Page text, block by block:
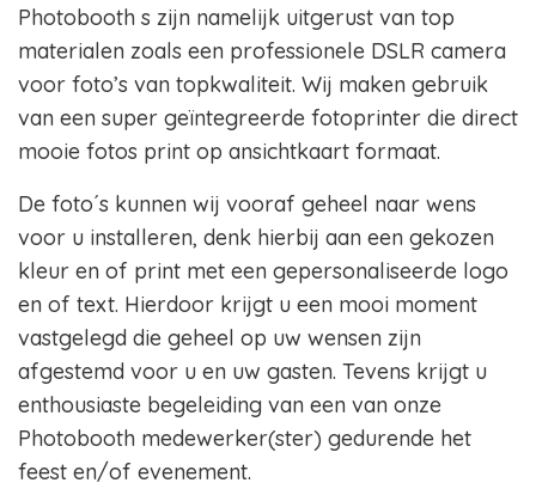
Photobooth s zijn namelijk uitgerust van top
materialen zoals een professionele DSLR camera
voor foto’s van topkwaliteit. Wij maken gebruik
van een super geïntegreerde fotoprinter die direct
mooie fotos print op ansichtkaart formaat.
De foto´s kunnen wij vooraf geheel naar wens
voor u installeren, denk hierbij aan een gekozen
kleur en of print met een gepersonaliseerde logo
en of text. Hierdoor krijgt u een mooi moment
vastgelegd die geheel op uw wensen zijn
afgestemd voor u en uw gasten. Tevens krijgt u
enthousiaste begeleiding van een van onze
Photobooth medewerker(ster) gedurende het
feest en/of evenement.